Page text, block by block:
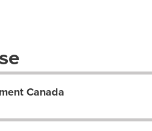
Canada